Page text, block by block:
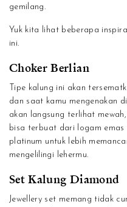
gemilang.
Yuk kita lihat beberapa
ini.
Choker Berlian
Tipe kalung ini akan
dan saat kamu mengenakan
akan langsung terlihat
bisa terbuat dari logam
platinum untuk lebih
mengelilingi lehermu.
Set Kalung Diamond
Jewellery set memang tidak